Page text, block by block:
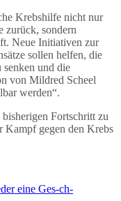
Krebshilfe nicht nur
zurück, sondern
Neue Initiativen zur
sollen helfen, die
und die
von Mildred Scheel
werden“.
Fortschritt zu
Kampf gegen den Krebs
eine Ges-ch-